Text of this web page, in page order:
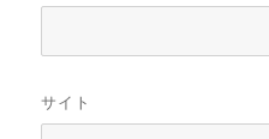
サイト